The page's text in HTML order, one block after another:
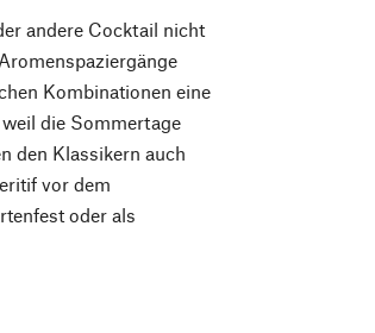
andere Cocktail nicht
Kombinationen eine
die Sommertage
den Klassikern auch
vor dem
oder als